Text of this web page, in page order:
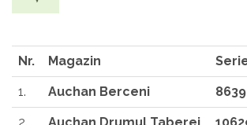
Nr. Magazin
1. Auchan Berceni 8639